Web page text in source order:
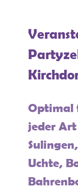
Optimal
jeder Art
Uchte,